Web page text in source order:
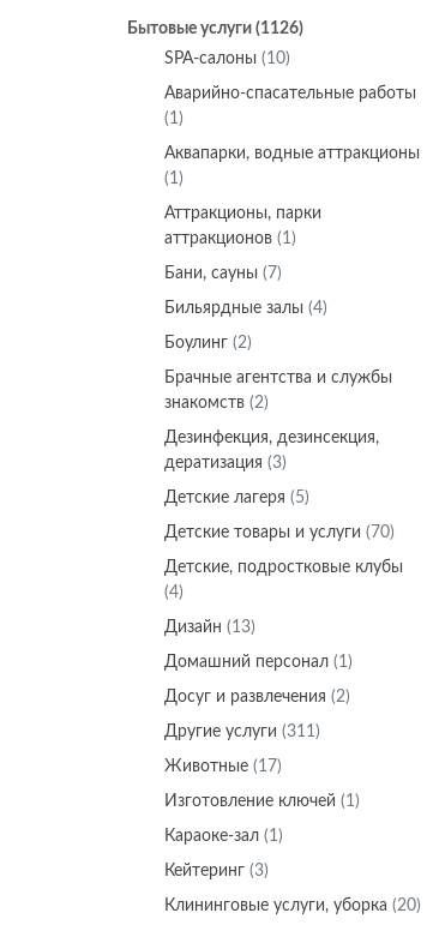
Бытовые услуги (1126)
SPA-салоны (10)
Аварийно-спасательные работы
(1)
Аквапарки, водные аттракционы
(1)
Аттракционы, парки
аттракционов (1)
Бани, сауны (7)
Бильярдные залы (4)
Боулинг (2)
Брачные агентства и службы
знакомств (2)
Дeзинфекция, дeзинсекция,
дератизация (3)
Детские лагеря (5)
Детские товары и услуги (70)
Детские, подростковые клубы
(4)
Дизайн (13)
Домашний персонал (1)
Досуг и развлечения (2)
Другие услуги (311)
Животные (17)
Изготовление ключей (1)
Караоке-зал (1)
Кейтеринг (3)
Клининговые услуги, уборка (20)